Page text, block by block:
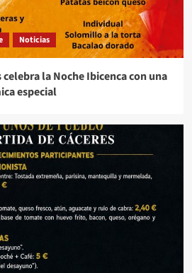
Noticias
la Noche Ibicenca con una
especial